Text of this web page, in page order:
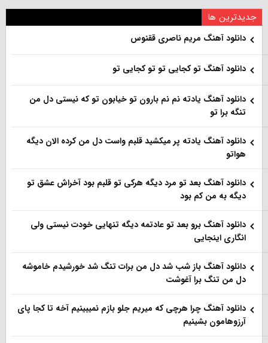
جدیدترین ها
دانلود آهنگ مریم ناصری ققنوس
دانلود آهنگ تو کجایی تو تو کجایی تو
دانلود آهنگ یادته نم نم بارون تو خیابون تو که نیستی دل من
تنگه برا تو
دانلود آهنگ یادته پر میکشید قلبم واست دل من کرده الان دیگه
هواتو
دانلود آهنگ بعد تو مرد دیگه هرکی تو قلبم بود آخراش عشق تو
دیگه به من کم بود
دانلود آهنگ برو بعد تو عادتمه دیگه تنهایی خودت نیستی ولی
انگاری اینجایی
دانلود آهنگ باز شب شد دل من برات تنگ شد خورشیدم خاموشه
دل من تنگ برا آغوشت
دانلود آهنگ چرا هرچی که میریم جلو بازم نمیبینیم آخه تا کجا پای
آرزوهامون بشینیم